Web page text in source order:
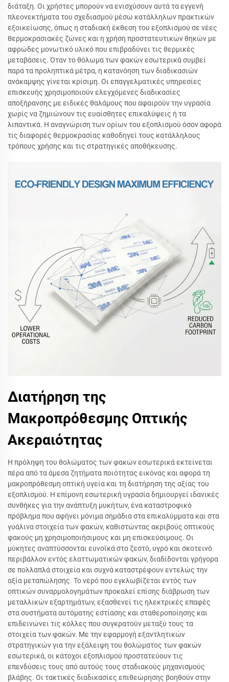
διάταξη. Οι χρήστες μπορούν να ενισχύσουν αυτά τα εγγενή
πλεονεκτήματα του σχεδιασμού μέσω κατάλληλων πρακτικών
εξοικείωσης, όπως η σταδιακή έκθεση του εξοπλισμού σε νέες
θερμοκρασιακές ζώνες και η χρήση προστατευτικών θηκών με
αφρώδες μονωτικό υλικό που επιβραδύνει τις θερμικές
μεταβάσεις. Όταν το θόλωμα των φακών εσωτερικά συμβεί
παρά τα προληπτικά μέτρα, η κατανόηση των διαδικασιών
ανάκαμψης γίνεται κρίσιμη. Οι επαγγελματικές υπηρεσίες
επισκευής χρησιμοποιούν ελεγχόμενες διαδικασίες
αποξήρανσης με ειδικές θαλάμους που αφαιρούν την υγρασία
χωρίς να ζημιώνουν τις ευαίσθητες επικαλύψεις ή τα
λιπαντικά. Η αναγνώριση των ορίων του εξοπλισμού όσον αφορά
τις διαφορές θερμοκρασίας καθοδηγεί τους κατάλληλους
τρόπους χρήσης και τις στρατηγικές αποθήκευσης.
Διατήρηση της
Μακροπρόθεσμης Οπτικής
Ακεραιότητας
Η πρόληψη του θολώματος των φακών εσωτερικά εκτείνεται
πέρα από τα άμεσα ζητήματα ποιότητας εικόνας και αφορά τη
μακροπρόθεσμη οπτική υγεία και τη διατήρηση της αξίας του
εξοπλισμού. Η επίμονη εσωτερική υγρασία δημιουργεί ιδανικές
συνθήκες για την ανάπτυξη μυκήτων, ένα καταστροφικό
πρόβλημα που αφήνει μόνιμα σημάδια στα επικαλύμματα και στα
γυάλινα στοιχεία των φακών, καθιστώντας ακριβούς οπτικούς
φακούς μη χρησιμοποιήσιμους και μη επισκεύσιμους. Οι
μύκητες αναπτύσσονται ευνοϊκά στο ζεστό, υγρό και σκοτεινό
περιβάλλον εντός ελαττωματικών φακών, διαδίδονται γρήγορα
σε πολλαπλά στοιχεία και συχνά καταστρέφουν εντελώς την
αξία μεταπώλησης. Το νερό που εγκλωβίζεται εντός των
οπτικών συναρμολογημάτων προκαλεί επίσης διάβρωση των
μεταλλικών εξαρτημάτων, εξασθενεί τις ηλεκτρικές επαφές
στα συστήματα αυτόματης εστίασης και σταθεροποίησης και
επιδεινώνει τις κόλλες που συγκρατούν μεταξύ τους τα
στοιχεία των φακών. Με την εφαρμογή εξαντλητικών
στρατηγικών για την εξάλειψη του θολώματος των φακών
εσωτερικά, οι κάτοχοι εξοπλισμού προστατεύουν τις
επενδύσεις τους από αυτούς τους σταδιακούς μηχανισμούς
βλάβης. Οι τακτικές διαδικασίες επιθεώρησης βοηθούν στην